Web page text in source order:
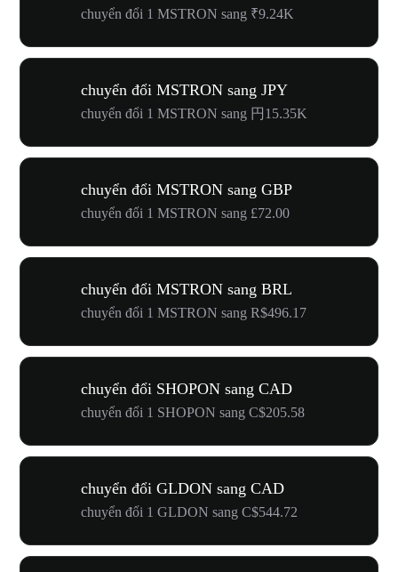
chuyển đổi 1 MSTRON sang ₹9.24K
chuyển đổi MSTRON sang JPY
chuyển đổi 1 MSTRON sang 円15.35K
chuyển đổi MSTRON sang GBP
chuyển đổi 1 MSTRON sang £72.00
chuyển đổi MSTRON sang BRL
chuyển đổi 1 MSTRON sang R$496.17
chuyển đổi SHOPON sang CAD
chuyển đổi 1 SHOPON sang C$205.58
chuyển đổi GLDON sang CAD
chuyển đổi 1 GLDON sang C$544.72